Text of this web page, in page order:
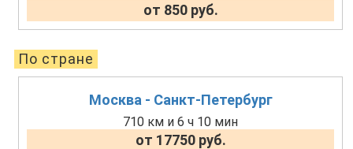
от 850 руб.
По стране
Москва - Санкт-Петербург
710 км и 6 ч 10 мин
от 17750 руб.